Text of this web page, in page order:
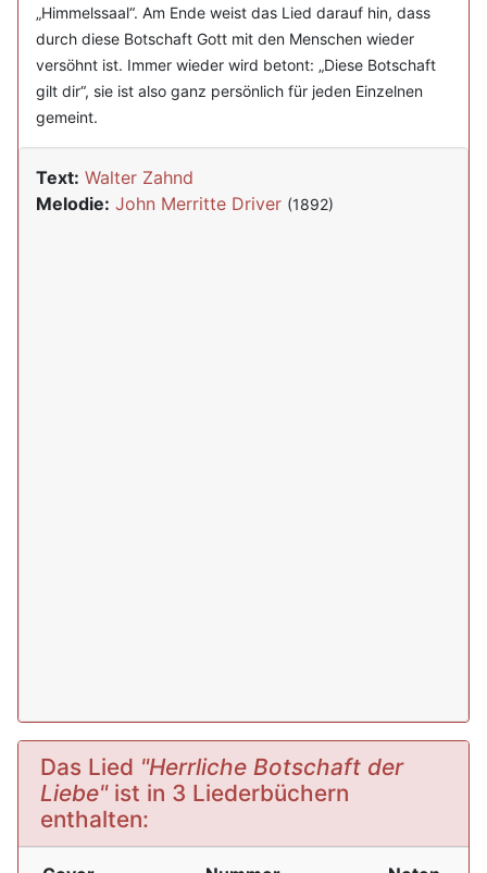
„Himmelssaal“. Am Ende weist das Lied darauf hin, dass
durch diese Botschaft Gott mit den Menschen wieder
versöhnt ist. Immer wieder wird betont: „Diese Botschaft
gilt dir“, sie ist also ganz persönlich für jeden Einzelnen
gemeint.
Text: Walter Zahnd
Melodie: John Merritte Driver (1892)
Das Lied "Herrliche Botschaft der
Liebe"ist in 3 Liederbüchern
enthalten: